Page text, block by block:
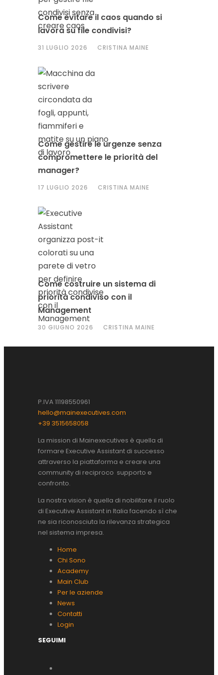
Come evitare il caos quando si
lavora su file condivisi?
31 LUGLIO 2026 CRISTINA MAINE
Come gestire le urgenze senza
compromettere le priorità del
manager?
17 LUGLIO 2026 CRISTINA MAINE
Come costruire un sistema di
priorità condiviso con il
Management
30 GIUGNO 2026 CRISTINA MAINE
P.IVA 11198550961
hello@mainexecutives.com
+39 3515658058
La mission di Mainexecutives è quella di
formare Executive Assistant di successo
attraverso la piattaforma e creare una
community di reciproco supporto e
confronto.
La nostra vision è quella di nobilitare il ruolo
di Executive Assistant in Italia facendo sì che
ne sia riconosciuta la rilevanza strategica
nel sistema impresa.
Home
Chi Sono
Academy
Main Club
Per le aziende
News
Contatti
Login
SEGUIMI